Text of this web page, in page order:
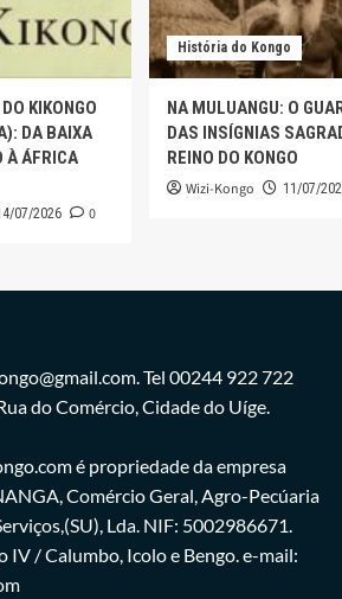
KIKONGO
DA BAIXA
À ÁFRICA
07/2026 0
História do Kongo
NA MULUANGU: O
DAS INSÍGNIAS
REINO DO KONGO
Wizi-Kongo 11/07/
Tel 00244 922 722
do Comércio, Cidade do Uíge.
é propriedade da empresa
Comércio Geral, Agro-Pecúaria
Lda. NIF: 5002986671.
IV / Calumbo, Icolo e Bengo. e-mail: